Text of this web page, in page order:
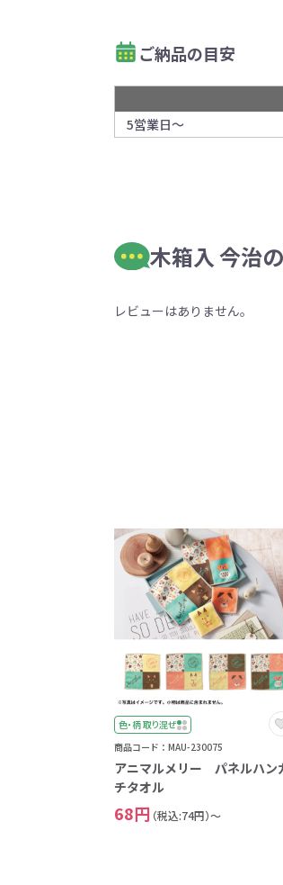
ご納品の目安
5営業日～
木箱入 今治
レビューはありません。
色・柄 取り混ぜ
商品コード：MAU-230075
アニマルメリー パネルハン
チタオル
68円 （税込:74円）～